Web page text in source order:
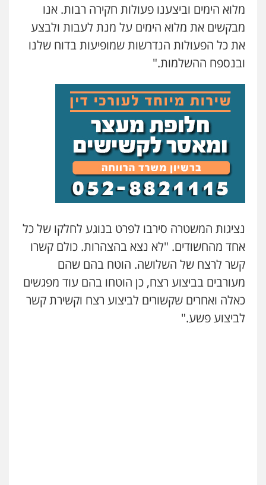
סלימאן אבו שעירה – משרד עורכי דין
0547780927
עו"ד אסף גונן
פלילי פשע חמור תעבורה צבא
וחקירות
0542255161
גל דהן – משרד עורך דין פלילי
פלילי פשיעה חמורה סמים מעצרים
וחקירות
0544723840
עו"ד ראוף נג'אר
מעצרים
סמים רכוש
0548009246
דוד אפרים משרד עורכי דין
פלילי מע"מ
מלוא הימים וביצענו פעולות חקירה רבות. אנו
מבקשים את מלוא הימים על מנת לעבות ולבצע
את כל הפעולות הנדרשות שמופיעות בדוח שלנו
ובנספח ההשלמות."
נציגות המשטרה סירבו לפרט בנוגע לחלקו של כל
אחד מהחשודים. "לא נצא בהצהרות. כולם קשרו
קשר לרצח של השלושה. הוטח בהם שהם
מעורבים בביצוע רצח, כן הוטחו בהם עוד מפגשים
כאלה ואחרים שקשורים לביצוע רצח וקשירת קשר
לביצוע פשע."